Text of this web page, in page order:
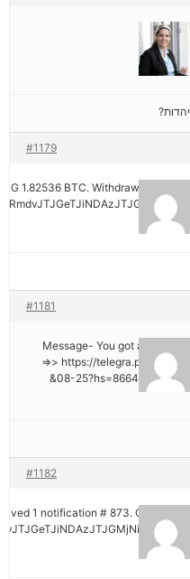
#1179
1.82536 BTC. Withdraw =>>
#1181
🔔 Message- You got a
=>> https://telegra.ph/Go-
08-25?hs=8664c520642b9e7f918fcef491c8bf02&
#1182
1 notification # 873. Go >